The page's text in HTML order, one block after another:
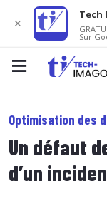
Optimisation des
Un défaut
d’un
✕
Tech
Sur